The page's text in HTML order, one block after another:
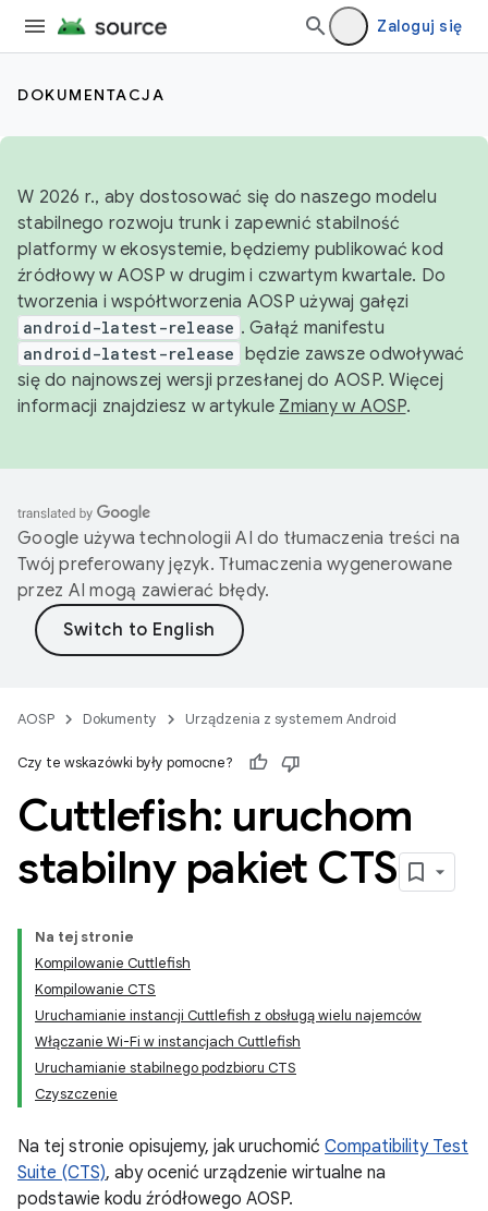
Zaloguj się
DOKUMENTACJA
W 2026 r., aby dostosować się do naszego modelu
stabilnego rozwoju trunk i zapewnić stabilność
platformy w ekosystemie, będziemy publikować kod
źródłowy w AOSP w drugim i czwartym kwartale. Do
tworzenia i współtworzenia AOSP używaj gałęzi
android-latest-release . Gałąź manifestu
android-latest-release będzie zawsze odwoływać
się do najnowszej wersji przesłanej do AOSP. Więcej
informacji znajdziesz w artykule Zmiany w AOSP.
Google używa technologii AI do tłumaczenia treści na
Twój preferowany język. Tłumaczenia wygenerowane
przez AI mogą zawierać błędy.
AOSP Dokumenty Urządzenia z systemem Android
Czy te wskazówki były pomocne?
Cuttlefish: uruchom
stabilny pakiet CTS
Na tej stronie
Kompilowanie Cuttlefish
Kompilowanie CTS
Uruchamianie instancji Cuttlefish z obsługą wielu najemców
Włączanie Wi-Fi w instancjach Cuttlefish
Uruchamianie stabilnego podzbioru CTS
Czyszczenie
Na tej stronie opisujemy, jak uruchomić Compatibility Test
Suite (CTS), aby ocenić urządzenie wirtualne na
podstawie kodu źródłowego AOSP.